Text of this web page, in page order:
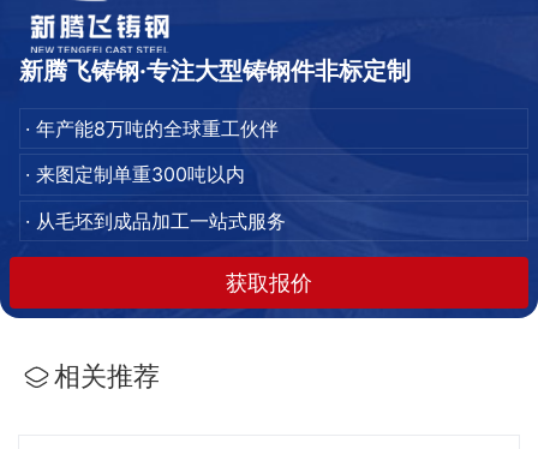
新腾飞铸钢·专注大型铸钢件非标定制
· 年产能8万吨的全球重工伙伴
· 来图定制单重300吨以内
· 从毛坯到成品加工一站式服务
获取报价
相关推荐